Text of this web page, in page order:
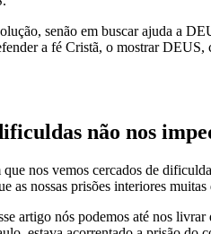
senão em buscar ajuda a
a fé Cristã, o mostrar
não nos
nos vemos cercados de
as nossas prisões interiores
artigo nós podemos até nos